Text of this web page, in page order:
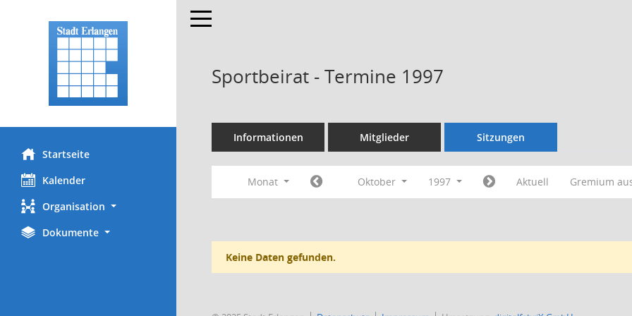
Startseite
Kalender
Organisation
Dokumente
Toggle navigation
Sportbeirat - Termine 1997
Informationen Mitglieder Sitzungen
Monat Oktober 1997 Aktuell Gremium
Keine Daten gefunden.